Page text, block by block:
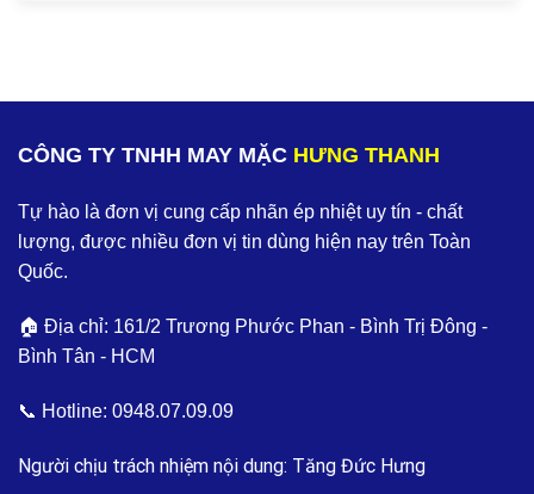
CÔNG TY TNHH MAY MẶC HƯNG THANH
Tự hào là đơn vị cung cấp nhãn ép nhiệt uy tín - chất
lượng, được nhiều đơn vị tin dùng hiện nay trên Toàn
Quốc.
🏠 Địa chỉ: 161/2 Trương Phước Phan - Bình Trị Đông -
Bình Tân - HCM
📞 Hotline: 0948.07.09.09
Người chịu trách nhiệm nội dung: Tăng Đức Hưng